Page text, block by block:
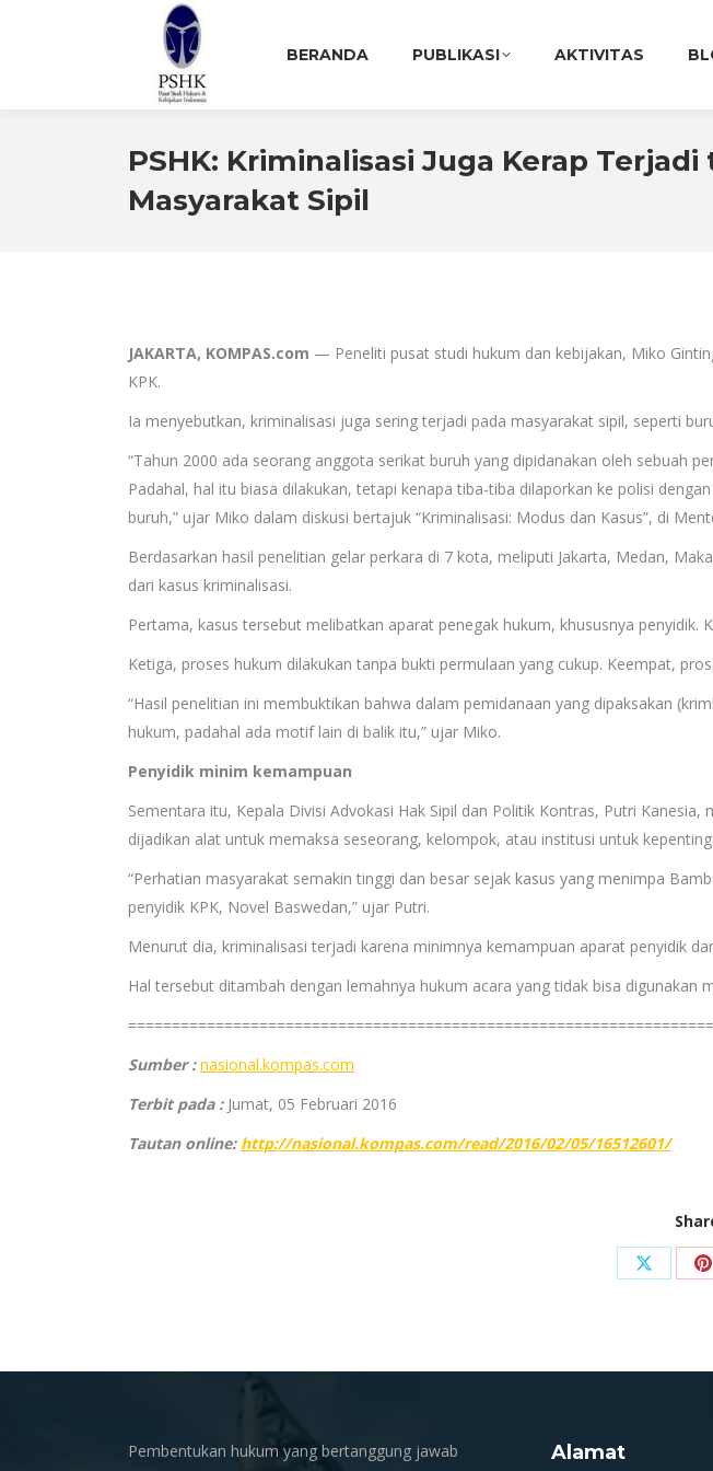
BERANDA PUBLIKASI AKTIVITAS
PSHK: Kriminalisasi Juga Kerap
Masyarakat Sipil
JAKARTA, KOMPAS.com — Peneliti pusat studi hukum dan kebijakan, Miko
KPK.
Ia menyebutkan, kriminalisasi juga sering terjadi pada masyarakat sipil, seperti
“Tahun 2000 ada seorang anggota serikat buruh yang dipidanakan oleh sebuah
Padahal, hal itu biasa dilakukan, tetapi kenapa tiba-tiba dilaporkan ke polisi
buruh,” ujar Miko dalam diskusi bertajuk “Kriminalisasi: Modus dan Kasus”, di
Berdasarkan hasil penelitian gelar perkara di 7 kota, meliputi Jakarta, Medan,
dari kasus kriminalisasi.
Pertama, kasus tersebut melibatkan aparat penegak hukum, khususnya penyidik.
Ketiga, proses hukum dilakukan tanpa bukti permulaan yang cukup. Keempat,
“Hasil penelitian ini membuktikan bahwa dalam pemidanaan yang dipaksakan
hukum, padahal ada motif lain di balik itu,” ujar Miko.
Penyidik minim kemampuan
Sementara itu, Kepala Divisi Advokasi Hak Sipil dan Politik Kontras, Putri
dijadikan alat untuk memaksa seseorang, kelompok, atau institusi untuk
“Perhatian masyarakat semakin tinggi dan besar sejak kasus yang menimpa
penyidik KPK, Novel Baswedan,” ujar Putri.
Menurut dia, kriminalisasi terjadi karena minimnya kemampuan aparat penyidik
Hal tersebut ditambah dengan lemahnya hukum acara yang tidak bisa digunakan
Sumber : nasional.kompas.com
Terbit pada :Jumat, 05 Februari 2016
Tautan online: http://nasional.kompas.com/read/2016/02/05/16512601/
Share
Pembentukan hukum yang bertanggung jawab
Alamat